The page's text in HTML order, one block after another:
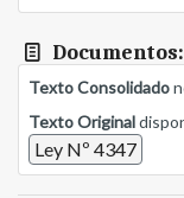
Documentos:
Texto Consolidado
Texto Original
Ley Nº 4347